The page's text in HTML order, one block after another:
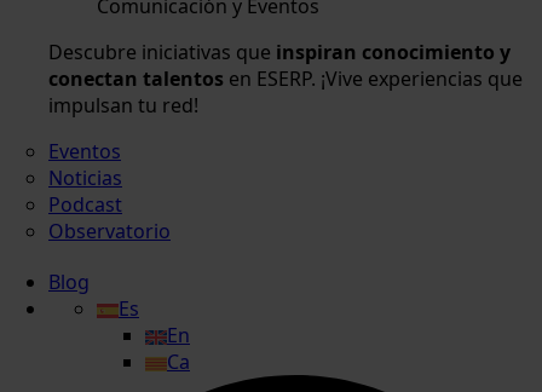
Comunicación y Eventos
Descubre iniciativas que inspiran conocimiento y
conectan talentos en ESERP. ¡Vive experiencias que
impulsan tu red!
Eventos
Noticias
Podcast
Observatorio
Blog
Es
En
Ca